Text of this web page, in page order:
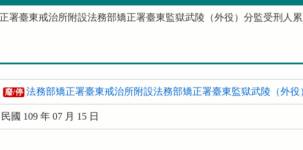
署臺東戒治所附設法務部矯正署臺東監獄武陵（外役）分監受刑人
廢/停 法務部矯正署臺東戒治所附設法務部矯正署臺東監獄武陵（外
民國 109 年 07 月 15 日